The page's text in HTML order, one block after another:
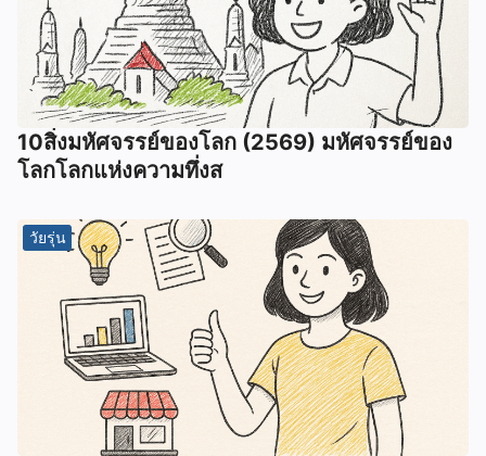
10สิ่งมหัศจรรย์ของโลก (2569) มหัศจรรย์ของ
โลกโลกแห่งความทึ่งส
วัยรุ่น